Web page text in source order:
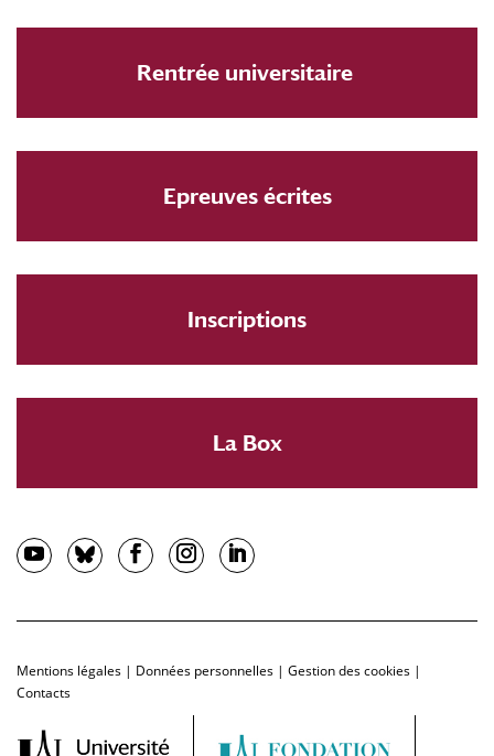
Rentrée universitaire
Epreuves écrites
Inscriptions
La Box
Mentions légales | Données personnelles | Gestion des cookies |
Contacts